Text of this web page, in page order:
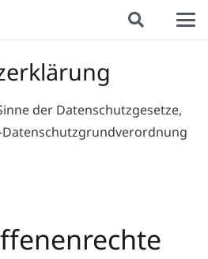
der Datenschutzgesetze,
Datenschutzgrundverordnung